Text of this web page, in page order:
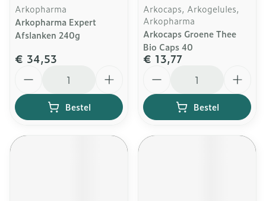
Arkopharma
Arkopharma Expert
Afslanken 240g
€ 34,53
Bestel
Arkocaps, Arkogelules,
Arkopharma
Arkocaps Groene Thee
Bio Caps 40
€ 13,77
Bestel